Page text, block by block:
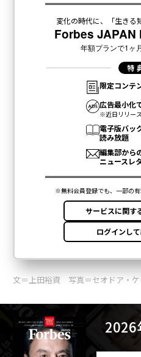
文＝上田裕資 写真＝セオドア・ケ
2026